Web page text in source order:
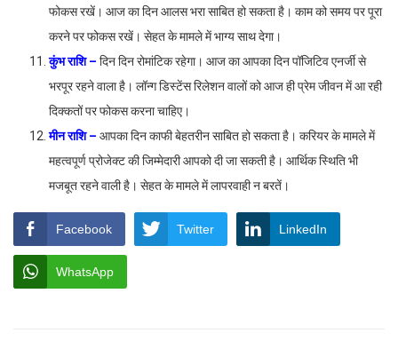
फोकस रखें। आज का दिन आलस भरा साबित हो सकता है। काम को समय पर पूरा
करने पर फोकस रखें। सेहत के मामले में भाग्य साथ देगा।
कुंभ राशि – दिन दिन रोमांटिक रहेगा। आज का आपका दिन पॉजिटिव एनर्जी से
भरपूर रहने वाला है। लॉन्ग डिस्टेंस रिलेशन वालों को आज ही प्रेम जीवन में आ रही
दिक्कतों पर फोकस करना चाहिए।
मीन राशि – आपका दिन काफी बेहतरीन साबित हो सकता है। करियर के मामले में
महत्वपूर्ण प्रोजेक्ट की जिम्मेदारी आपको दी जा सकती है। आर्थिक स्थिति भी
मजबूत रहने वाली है। सेहत के मामले में लापरवाही न बरतें।
Facebook Twitter LinkedIn
WhatsApp